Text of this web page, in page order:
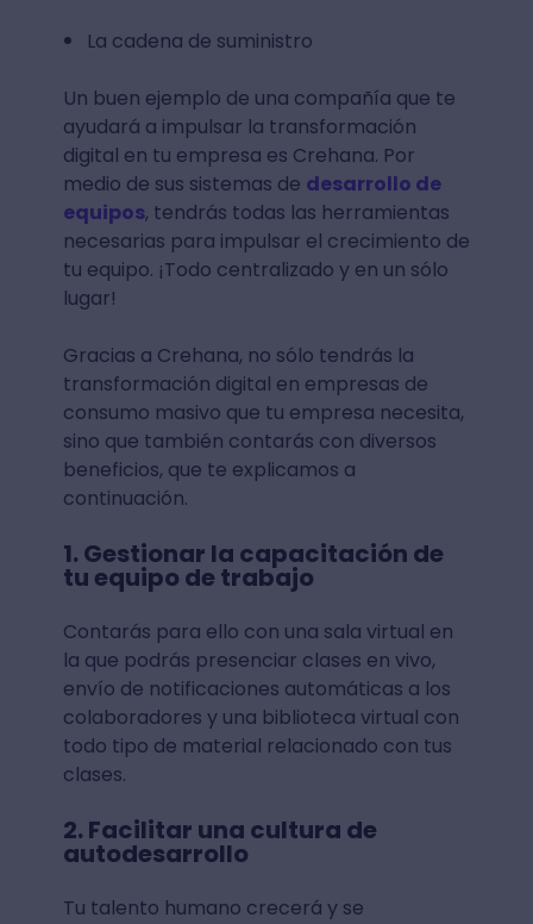
La cadena de suministro
Un buen ejemplo de una compañía que te
ayudará a impulsar la transformación
digital en tu empresa es Crehana. Por
medio de sus sistemas de desarrollo de
equipos, tendrás todas las herramientas
necesarias para impulsar el crecimiento de
tu equipo. ¡Todo centralizado y en un sólo
lugar!
Gracias a Crehana, no sólo tendrás la
transformación digital en empresas de
consumo masivo que tu empresa necesita,
sino que también contarás con diversos
beneficios, que te explicamos a
continuación.
1. Gestionar la capacitación de
tu equipo de trabajo
Contarás para ello con una sala virtual en
la que podrás presenciar clases en vivo,
envío de notificaciones automáticas a los
colaboradores y una biblioteca virtual con
todo tipo de material relacionado con tus
clases.
2. Facilitar una cultura de
autodesarrollo
Tu talento humano crecerá y se